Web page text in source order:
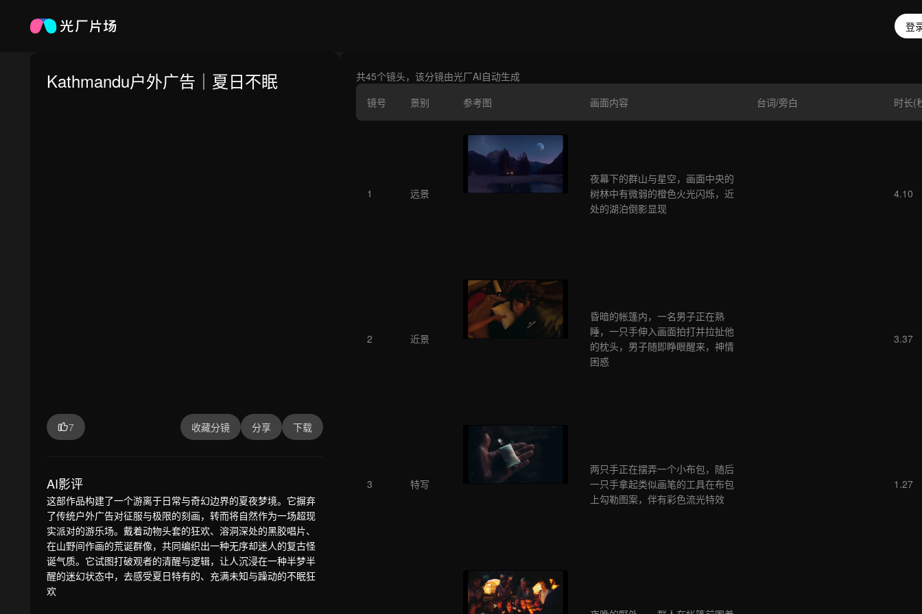
登
Kathmandu户外广告｜夏日不眠
7 收藏分镜 分享 下载
AI影评
这部作品构建了一个游离于日常与奇幻边界的夏夜梦境。它摒弃
了传统户外广告对征服与极限的刻画，转而将自然作为一场超现
实派对的游乐场。戴着动物头套的狂欢、溶洞深处的黑胶唱片、
在山野间作画的荒诞群像，共同编织出一种无序却迷人的复古怪
诞气质。它试图打破观者的清醒与逻辑，让人沉浸在一种半梦半
醒的迷幻状态中，去感受夏日特有的、充满未知与躁动的不眠狂
欢
共45个镜头，该分镜由光厂AI自动生成
镜号
景别 参考图 画面内容 台词/旁白 时长(
1 远景
夜幕下的群山与星空，画面中央的
树林中有微弱的橙色火光闪烁，近
处的湖泊倒影显现
4.10
2 近景
昏暗的帐篷内，一名男子正在熟
睡，一只手伸入画面拍打并拉扯他
的枕头，男子随即睁眼醒来，神情
困惑
3.37
3 特写
两只手正在摆弄一个小布包，随后
一只手拿起类似画笔的工具在布包
上勾勒图案，伴有彩色流光特效
1.27